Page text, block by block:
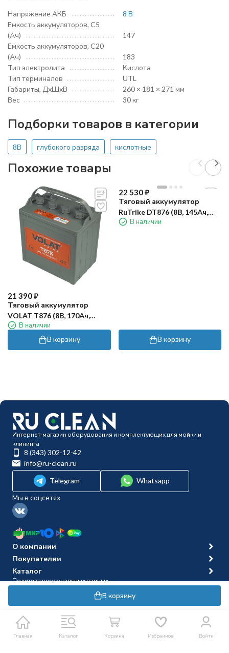
В корзину
Напряжение АКБ
8 В
Емкость аккумуляторов, C5
(Ач)
147
Емкость аккумуляторов, C20
(Ач)
183
Тип электролита
Кислота
Тип терминалов
UTL
Габариты, ДхШхВ
260 × 181 × 271 мм
Вес
30 кг
Подборки товаров в категории
8В глубокого разряда кислотные
Похожие товары
21 390₽
Тяговый аккумулятор
VOLAT T876 (8В, 170Ач,
WET)В наличии
В корзину
22 530₽
Тяговый аккумулятор
RuTrike DT876 (8В, 145Ач,
Wet)В наличии
В корзину
Главная Каталог Корзина Избранное Войти
Интернет-магазин оборудования и комплектующих для мойки и
клининга
8 (343) 302-12-42
info@ru-clean.ru
Telegram
Whatsapp
Мы в соцсетях
О компании
Покупателям
Каталог
Политика персональных данных